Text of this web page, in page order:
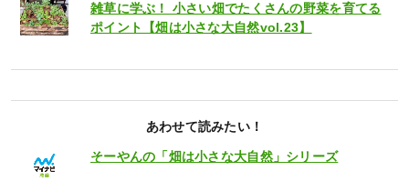
雑草に学ぶ！ 小さい畑でたくさんの野菜を育てる
ポイント【畑は小さな大自然vol.23】
あわせて読みたい！
そーやんの「畑は小さな大自然」シリーズ